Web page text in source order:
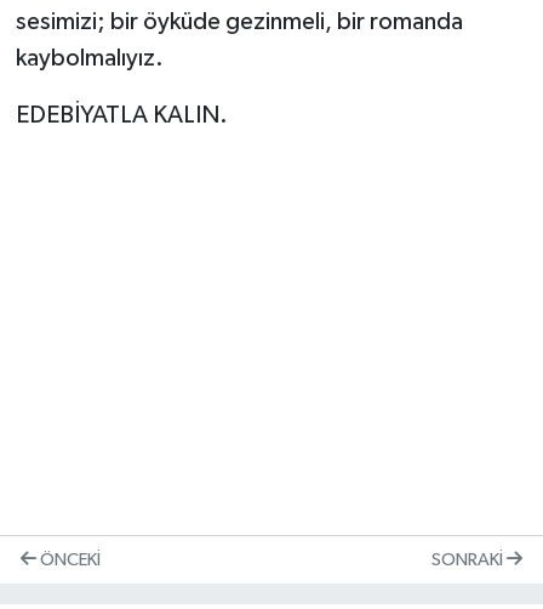
sesimizi; bir öyküde gezinmeli, bir romanda
kaybolmalıyız.
EDEBİYATLA KALIN.
ÖNCEKI SONRAKI